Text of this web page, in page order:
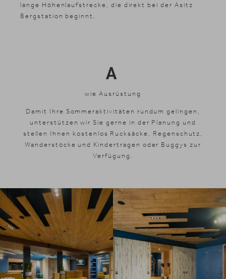
lange Höhenlaufstrecke, die direkt bei der Asitz
Bergstation beginnt.
A
wie Ausrüstung
Damit Ihre Sommeraktivitäten rundum gelingen,
unterstützen wir Sie gerne in der Planung und
stellen Ihnen kostenlos Rucksäcke, Regenschutz,
Wanderstöcke und Kindertragen oder Buggys zur
Verfügung.